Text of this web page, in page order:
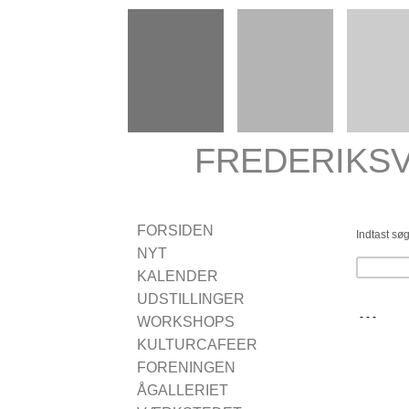
FORSIDEN
NYT
KALENDER
UDSTILLINGER
Udstillinger 2024
Udstillinger 2023
Udstillinger 2021
Udstillinger 2020
WORKSHOPS
CROQUIS
KULTURCAFEER
Kulturcaféer 2024
Kulturcaféer 2021
FORENINGEN
Bestyrelsen 2024
ÅGALLERIET
- - -
Indtast